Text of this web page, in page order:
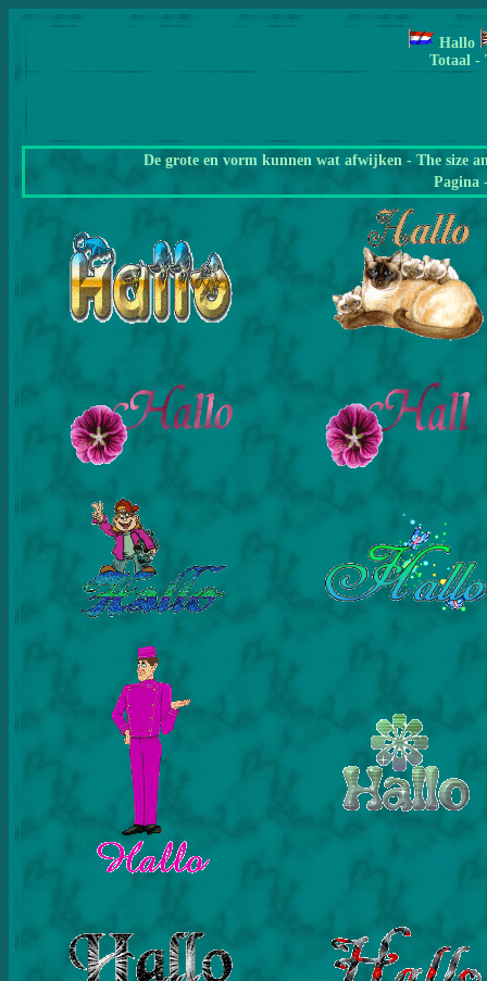
Hallo
Totaal -
De grote en vorm kunnen wat afwijken - The size
Pagina